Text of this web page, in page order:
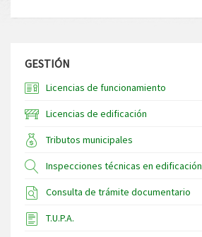
GESTIÓN
Licencias de funcionamiento
Licencias de edificación
Tributos municipales
Inspecciones técnicas en edificación
Consulta de trámite documentario
T.U.P.A.